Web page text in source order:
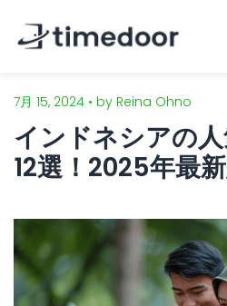
ホーム
会社概要
AI活用開発サービス
Webサイト・ホームページ制
ポートフォリオ
人材募集
7月 15, 2024 • by Reina Ohno
インドネシアの
12選！2025年最新